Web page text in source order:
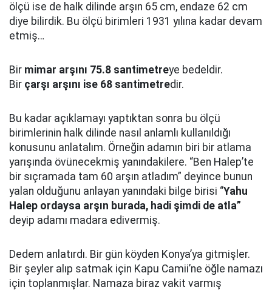
ölçü ise de halk dilinde arşın 65 cm, endaze 62 cm
diye bilirdik. Bu ölçü birimleri 1931 yılına kadar devam
etmiş…
Bir mimar arşını 75.8 santimetreye bedeldir.
Bir çarşı arşını ise 68 santimetredir.
Bu kadar açıklamayı yaptıktan sonra bu ölçü
birimlerinin halk dilinde nasıl anlamlı kullanıldığı
konusunu anlatalım. Örneğin adamın biri bir atlama
yarışında övünecekmiş yanındakilere. “Ben Halep’te
bir sıçramada tam 60 arşın atladım” deyince bunun
yalan olduğunu anlayan yanındaki bilge birisi “Yahu
Halep ordaysa arşın burada, hadi şimdi de atla”
deyip adamı madara edivermiş.
Dedem anlatırdı. Bir gün köyden Konya’ya gitmişler.
Bir şeyler alıp satmak için Kapu Camii’ne öğle namazı
için toplanmışlar. Namaza biraz vakit varmış